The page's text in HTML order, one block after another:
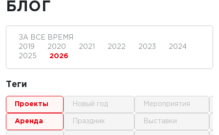
БЛОГ
ЗА ВСЕ ВРЕМЯ
2019
2020 2021 2022 2023
2024
2025
2026
Теги
проекты
аренда
новый год
праздник
мероприятия
выставки